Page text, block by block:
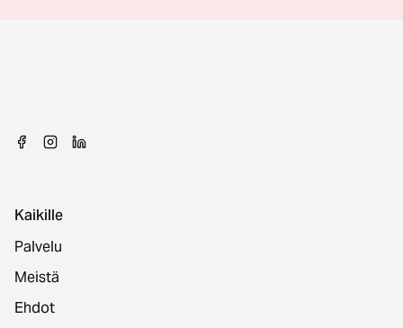
Kaikille
Palvelu
Meistä
Ehdot